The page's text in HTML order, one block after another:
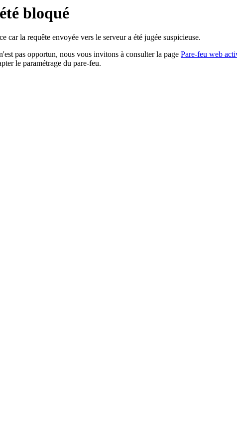
bloqué
car la requête envoyée vers le serveur a été jugée suspicieuse.
pas opportun, nous vous invitons à consulter la page Pare-feu web
le paramétrage du pare-feu.